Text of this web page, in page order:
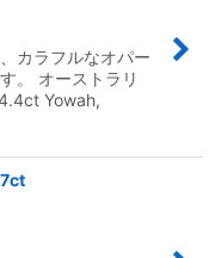
カラフルなオパー
。 オーストラリ
Yowah,